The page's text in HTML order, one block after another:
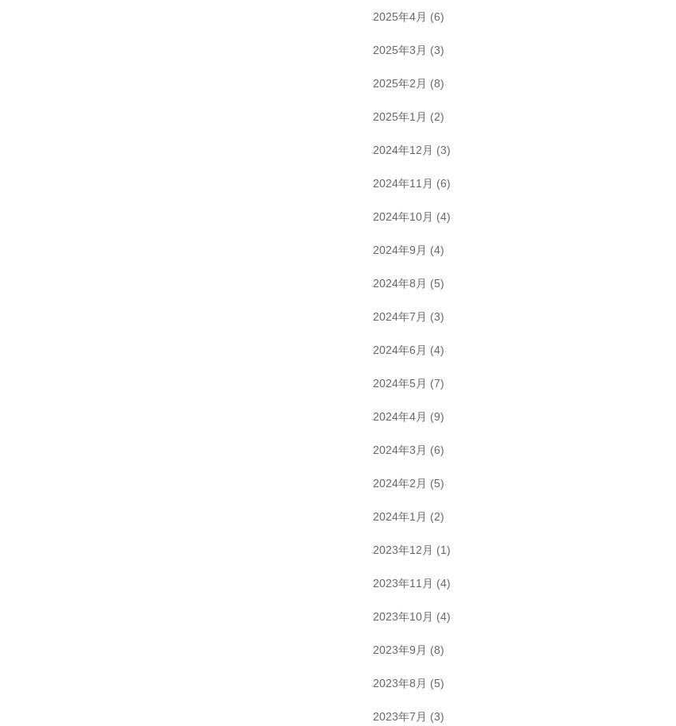
2025年4月 (6)
2025年3月 (3)
2025年2月 (8)
2025年1月 (2)
2024年12月 (3)
2024年11月 (6)
2024年10月 (4)
2024年9月 (4)
2024年8月 (5)
2024年7月 (3)
2024年6月 (4)
2024年5月 (7)
2024年4月 (9)
2024年3月 (6)
2024年2月 (5)
2024年1月 (2)
2023年12月 (1)
2023年11月 (4)
2023年10月 (4)
2023年9月 (8)
2023年8月 (5)
2023年7月 (3)